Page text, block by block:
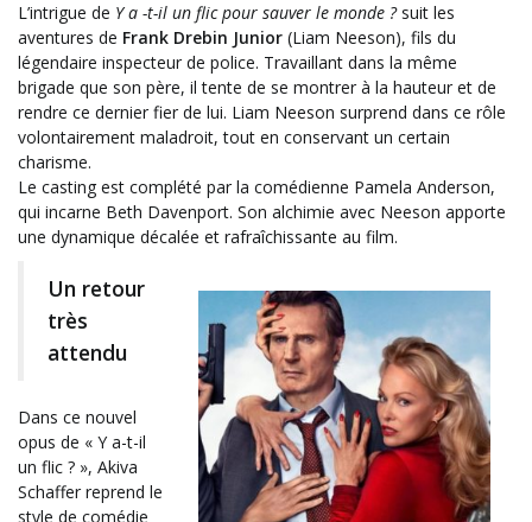
L’intrigue de Y a -t-il un flic pour sauver le monde ?suit les
aventures de Frank Drebin Junior (Liam Neeson), fils du
légendaire inspecteur de police. Travaillant dans la même
brigade que son père, il tente de se montrer à la hauteur et de
rendre ce dernier fier de lui. Liam Neeson surprend dans ce rôle
volontairement maladroit, tout en conservant un certain
charisme.
Le casting est complété par la comédienne Pamela Anderson,
qui incarne Beth Davenport. Son alchimie avec Neeson apporte
une dynamique décalée et rafraîchissante au film.
Un retour
très
attendu
Dans ce nouvel
opus de « Y a-t-il
un flic ? », Akiva
Schaffer reprend le
style de comédie